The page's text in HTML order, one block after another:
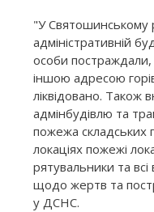
"У Святошинському
адміністративній
особи постраждали,
іншою адресою
ліквідовано. Також
адмінбудівлю та
пожежа складських
локаціях пожежі
рятувальники та всі
щодо жертв та
у ДСНС.